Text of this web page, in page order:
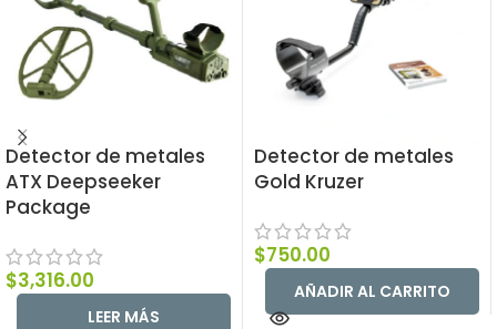
Detector de metales
ATX Deepseeker
Package
$3,316.00
LEER MÁS
Detector de metales
Gold Kruzer
$750.00
AÑADIR AL CARRITO